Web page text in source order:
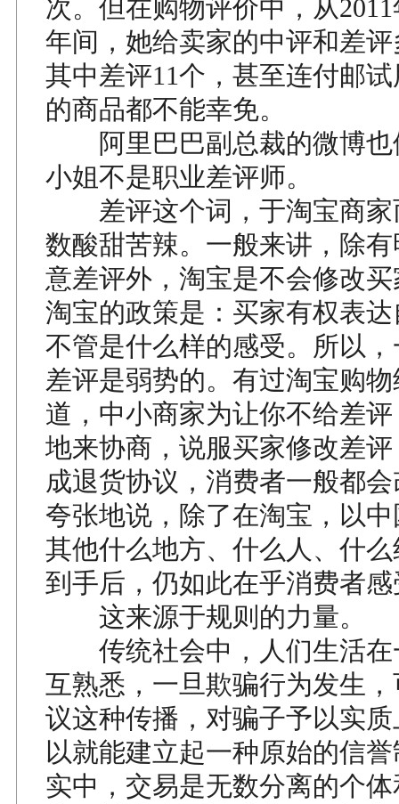
次。但在购物评价中，从
年间，她给卖家的中评和差
其中差评11个，甚至连付邮
的商品都不能幸免。
阿里巴巴副总裁的微博也
小姐不是职业差评师。
差评这个词，于淘宝商家
数酸甜苦辣。一般来讲，除
意差评外，淘宝是不会修改
淘宝的政策是：买家有权表
不管是什么样的感受。所以
差评是弱势的。有过淘宝购
道，中小商家为让你不给差
地来协商，说服买家修改差
成退货协议，消费者一般都
夸张地说，除了在淘宝，以
其他什么地方、什么人、什
到手后，仍如此在乎消费者
这来源于规则的力量。
传统社会中，人们生活在
互熟悉，一旦欺骗行为发生
议这种传播，对骗子予以实
以就能建立起一种原始的信
实中，交易是无数分离的个